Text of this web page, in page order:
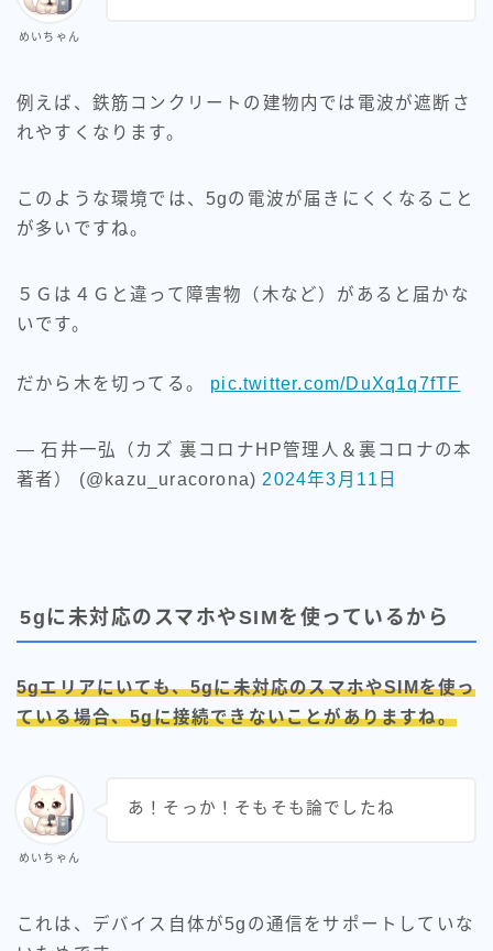
めいちゃん
例えば、鉄筋コンクリートの建物内では電波が遮断さ
れやすくなります。
このような環境では、5gの電波が届きにくくなること
が多いですね。
５Ｇは４Ｇと違って障害物（木など）があると届かな
いです。
だから木を切ってる。 pic.twitter.com/DuXq1q7fTF
— 石井一弘（カズ 裏コロナHP管理人＆裏コロナの本
著者） (@kazu_uracorona) 2024年3月11日
5gに未対応のスマホやSIMを使っているから
5gエリアにいても、5gに未対応のスマホやSIMを使っ
ている場合、5gに接続できないことがありますね。
めいちゃん
あ！そっか！そもそも論でしたね
これは、デバイス自体が5gの通信をサポートしていな